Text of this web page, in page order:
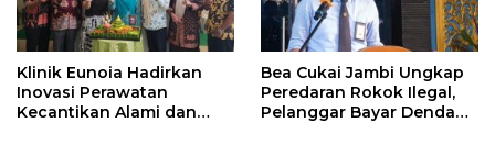
Klinik Eunoia Hadirkan
Inovasi Perawatan
Kecantikan Alami dan
Bea Cukai Jambi Ungkap
Peredaran Rokok Ilegal,
Pelanggar Bayar Denda